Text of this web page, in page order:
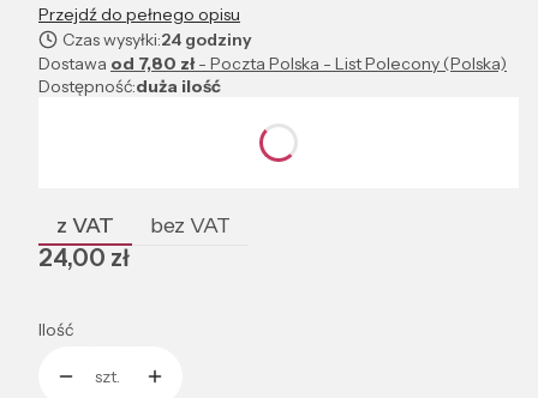
Przejdź do pełnego opisu
Czas wysyłki:24 godziny
Dostawa od 7,80 zł- Poczta Polska - List Polecony (Polska)
Dostępność:duża ilość
Poszczególne warianty mogą różnić się ceną
z VAT bez VAT
Cena
24,00 zł
Ilość
szt.